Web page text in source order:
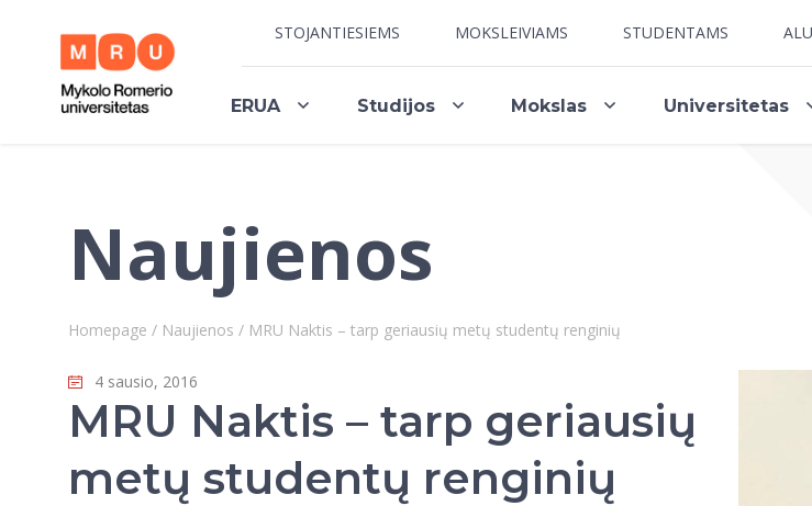
STOJANTIESIEMS MOKSLEIVIAMS STUDENTAMS
ERUA Studijos Mokslas Universitetas
Naujienos
Homepage / Naujienos / MRU Naktis – tarp geriausių metų studentų renginių
4 sausio, 2016
MRU Naktis – tarp geriausių
metų studentų renginių